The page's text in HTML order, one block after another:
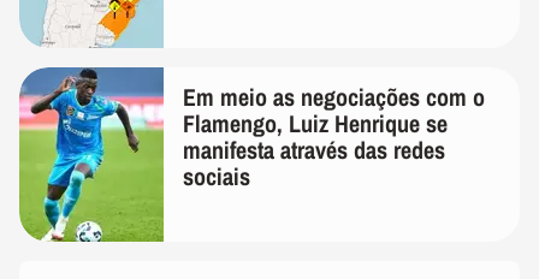
Em meio as negociações com o
Flamengo, Luiz Henrique se
manifesta através das redes
sociais